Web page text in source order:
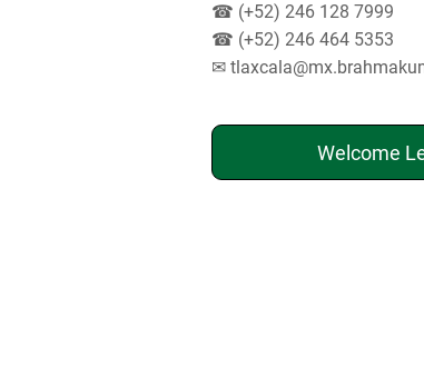
☎ (+52) 246 128 7999
☎ (+52) 246 464 5353
✉
Welcome